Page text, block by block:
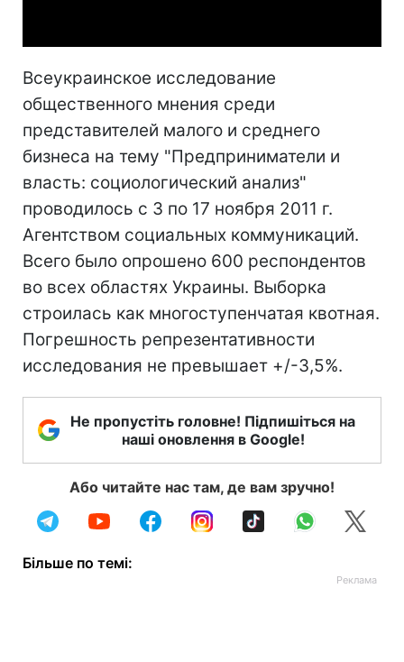
Всеукраинское исследование
общественного мнения среди
представителей малого и среднего
бизнеса на тему "Предприниматели и
власть: социологический анализ"
проводилось с 3 по 17 ноября 2011 г.
Агентством социальных коммуникаций.
Всего было опрошено 600 респондентов
во всех областях Украины. Выборка
строилась как многоступенчатая квотная.
Погрешность репрезентативности
исследования не превышает +/-3,5%.
Не пропустіть головне! Підпишіться на
наші оновлення в Google!
Або читайте нас там, де вам зручно!
Більше по темі: